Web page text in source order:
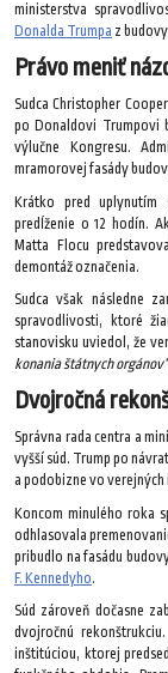
ministerstva
Donalda Trumpa z
Právo meniť
Sudca Christopher
po Donaldovi Trumpovi
výlučne Kongresu.
mramorovej fasády
Krátko pred uplynutím
predĺženie o 12 hodín.
Matta Flocu
demontáž označenia.
Sudca však následne
spravodlivosti, ktoré
stanovisku uviedol, že
konania štátnych
Dvojročná
Správna rada centra a
vyšší súd. Trump po
a podobizne vo verejných
Koncom minulého roka
odhlasovala
pribudlo na fasádu
F. Kennedyho.
Súd zároveň dočasne
dvojročnú
inštitúciou, ktorej